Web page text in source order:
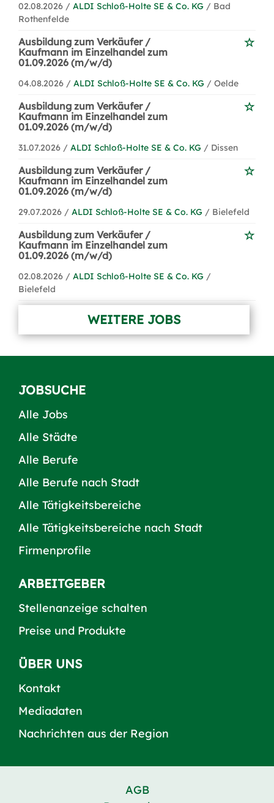
02.08.2026 / ALDI Schloß-Holte SE & Co. KG / Bad
Rothenfelde
Ausbildung zum Verkäufer /
Kaufmann im Einzelhandel zum
01.09.2026 (m/w/d)
04.08.2026 / ALDI Schloß-Holte SE & Co. KG / Oelde
Ausbildung zum Verkäufer /
Kaufmann im Einzelhandel zum
01.09.2026 (m/w/d)
31.07.2026 / ALDI Schloß-Holte SE & Co. KG / Dissen
Ausbildung zum Verkäufer /
Kaufmann im Einzelhandel zum
01.09.2026 (m/w/d)
29.07.2026 / ALDI Schloß-Holte SE & Co. KG / Bielefeld
Ausbildung zum Verkäufer /
Kaufmann im Einzelhandel zum
01.09.2026 (m/w/d)
02.08.2026 / ALDI Schloß-Holte SE & Co. KG /
Bielefeld
WEITERE JOBS
JOBSUCHE
Alle Jobs
Alle Städte
Alle Berufe
Alle Berufe nach Stadt
Alle Tätigkeitsbereiche
Alle Tätigkeitsbereiche nach Stadt
Firmenprofile
ARBEITGEBER
Stellenanzeige schalten
Preise und Produkte
ÜBER UNS
Kontakt
Mediadaten
Nachrichten aus der Region
AGB